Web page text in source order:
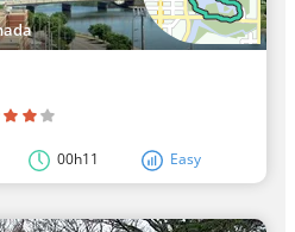
00h11 Easy